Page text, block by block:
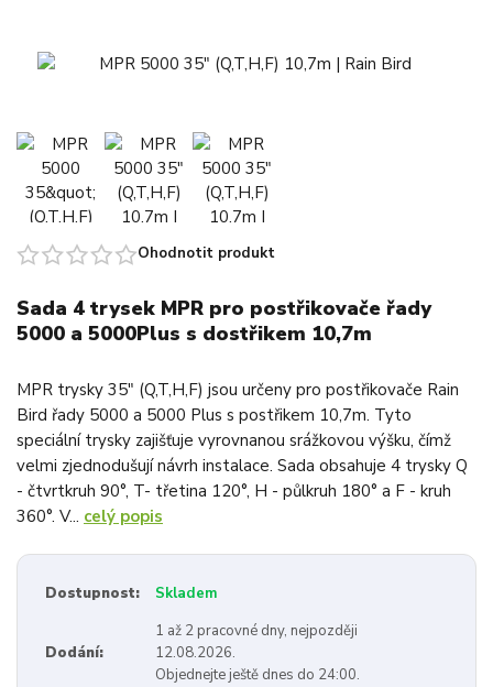
Ohodnotit produkt
Sada 4 trysek MPR pro postřikovače řady
5000 a 5000Plus s dostřikem 10,7m
MPR trysky 35" (Q,T,H,F) jsou určeny pro postřikovače Rain
Bird řady 5000 a 5000 Plus s postřikem 10,7m. Tyto
speciální trysky zajišťuje vyrovnanou srážkovou výšku, čímž
velmi zjednodušují návrh instalace. Sada obsahuje 4 trysky Q
- čtvrtkruh 90°, T- třetina 120°, H - půlkruh 180° a F - kruh
360°. V... celý popis
Dostupnost: Skladem
Dodání:
1 až 2 pracovné dny, nejpozději
12.08.2026.
Objednejte ještě dnes do 24:00.